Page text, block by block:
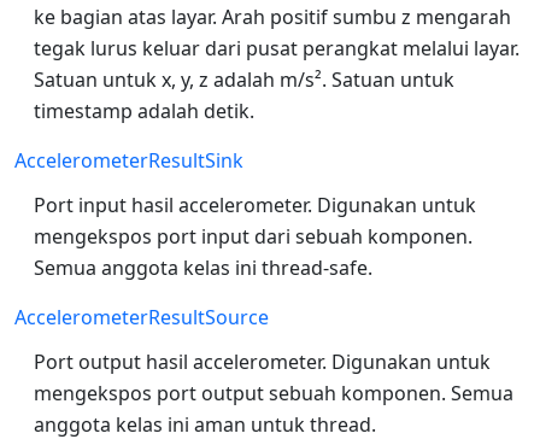
ke bagian atas layar. Arah positif sumbu z mengarah
tegak lurus keluar dari pusat perangkat melalui layar.
Satuan untuk x, y, z adalah m/s². Satuan untuk
timestamp adalah detik.
AccelerometerResultSink
Port input hasil accelerometer. Digunakan untuk
mengekspos port input dari sebuah komponen.
Semua anggota kelas ini thread-safe.
AccelerometerResultSource
Port output hasil accelerometer. Digunakan untuk
mengekspos port output sebuah komponen. Semua
anggota kelas ini aman untuk thread.